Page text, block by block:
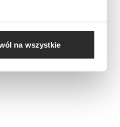
na wszystkie